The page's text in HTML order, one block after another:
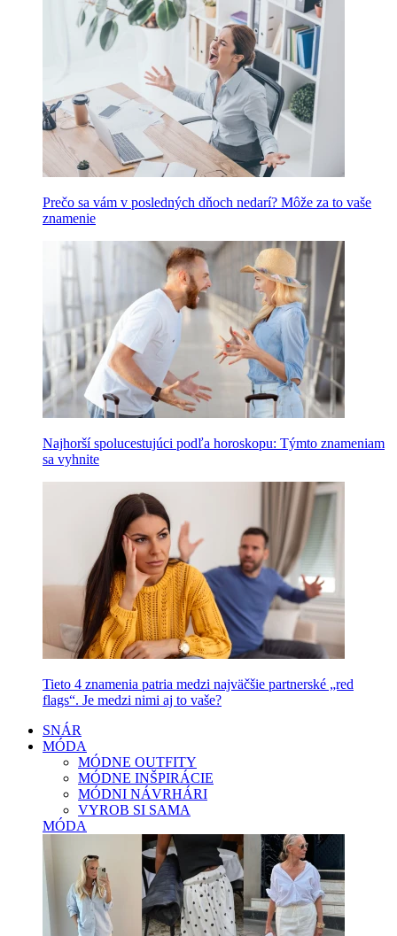
Prečo sa vám v posledných dňoch nedarí? Môže za to vaše
znamenie
Najhorší spolucestujúci podľa horoskopu: Týmto znameniam
sa vyhnite
Tieto 4 znamenia patria medzi najväčšie partnerské „red
flags“. Je medzi nimi aj to vaše?
SNÁR
MÓDA
MÓDNE OUTFITY
MÓDNE INŠPIRÁCIE
MÓDNI NÁVRHÁRI
VYROB SI SAMA
MÓDA